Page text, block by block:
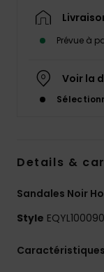
Prévue à
Voir la
Details &
Sandales Noir
Style EQYL100090
Caractéristiques